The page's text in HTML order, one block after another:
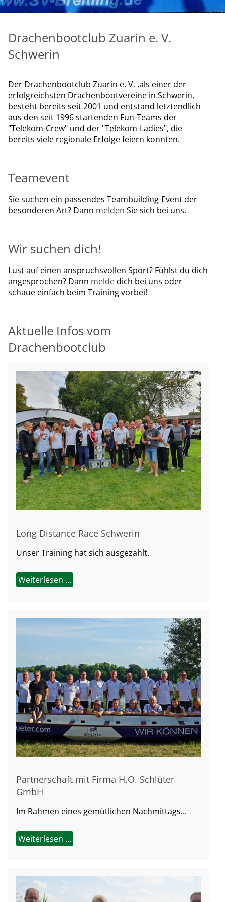
Drachenbootclub Zuarin e. V.
Schwerin
Der Drachenbootclub Zuarin e. V. ,als einer der
erfolgreichsten Drachenbootvereine in Schwerin,
besteht bereits seit 2001 und entstand letztendlich
aus den seit 1996 startenden Fun-Teams der
"Telekom-Crew" und der "Telekom-Ladies", die
bereits viele regionale Erfolge feiern konnten.
Teamevent
Sie suchen ein passendes Teambuilding-Event der
besonderen Art? Dann melden Sie sich bei uns.
Wir suchen dich!
Lust auf einen anspruchsvollen Sport? Fühlst du dich
angesprochen? Dann meldedich bei uns oder
schaue einfach beim Training vorbei!
Aktuelle Infos vom
Drachenbootclub
Long Distance Race Schwerin
Unser Training hat sich ausgezahlt.
Weiterlesen …
Partnerschaft mit Firma H.O. Schlüter
GmbH
Im Rahmen eines gemütlichen Nachmittags...
Weiterlesen …